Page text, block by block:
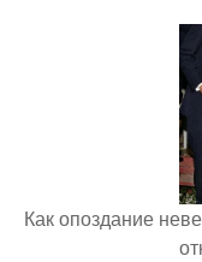
Как опоздание